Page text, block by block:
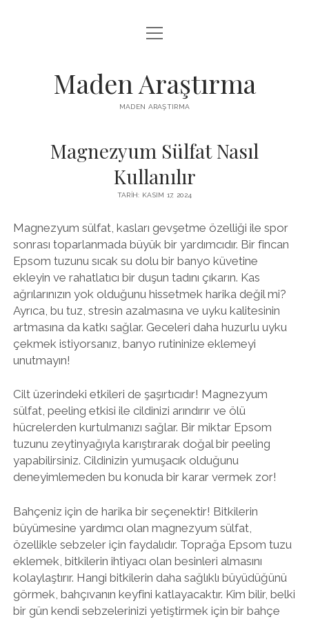
LISTE
SAYFA LISTESI
menüyü
aç
Maden Araştırma
MADEN ARAŞTIRMA
Magnezyum Sülfat Nasıl
Kullanılır
TARIH: KASIM 17, 2024
Magnezyum sülfat, kasları gevşetme özelliği ile spor
sonrası toparlanmada büyük bir yardımcıdır. Bir fincan
Epsom tuzunu sıcak su dolu bir banyo küvetine
ekleyin ve rahatlatıcı bir duşun tadını çıkarın. Kas
ağrılarınızın yok olduğunu hissetmek harika değil mi?
Ayrıca, bu tuz, stresin azalmasına ve uyku kalitesinin
artmasına da katkı sağlar. Geceleri daha huzurlu uyku
çekmek istiyorsanız, banyo rutininize eklemeyi
unutmayın!
Cilt üzerindeki etkileri de şaşırtıcıdır! Magnezyum
sülfat, peeling etkisi ile cildinizi arındırır ve ölü
hücrelerden kurtulmanızı sağlar. Bir miktar Epsom
tuzunu zeytinyağıyla karıştırarak doğal bir peeling
yapabilirsiniz. Cildinizin yumuşacık olduğunu
deneyimlemeden bu konuda bir karar vermek zor!
Bahçeniz için de harika bir seçenektir! Bitkilerin
büyümesine yardımcı olan magnezyum sülfat,
özellikle sebzeler için faydalıdır. Toprağa Epsom tuzu
eklemek, bitkilerin ihtiyacı olan besinleri almasını
kolaylaştırır. Hangi bitkilerin daha sağlıklı büyüdüğünü
görmek, bahçıvanın keyfini katlayacaktır. Kim bilir, belki
bir gün kendi sebzelerinizi yetiştirmek için bir bahçe